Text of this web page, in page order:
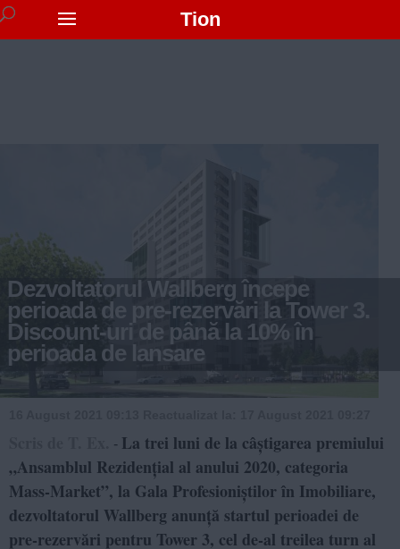
Tion
Dezvoltatorul Wallberg începe
perioada de pre-rezervări la Tower 3.
Discount-uri de până la 10% în
perioada de lansare
- La trei luni de la câștigarea premiului
„Ansamblul Rezidențial al anului 2020, categoria
Mass-Market”, la Gala Profesioniștilor în Imobiliare,
dezvoltatorul Wallberg anunță startul perioadei de
pre-rezervări pentru Tower 3, cel de-al treilea turn al